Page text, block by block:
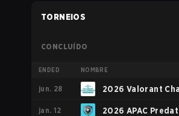
TORNEIOS
CONCLUÍDO
ENDED NOMBRE
jun. 28 2026 Valorant
Asia Split 2
jan. 12 2026 APAC